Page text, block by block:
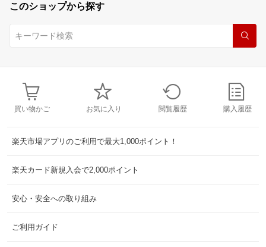
このショップから探す
買い物かご お気に入り 閲覧履歴 購入履歴
楽天市場アプリのご利用で最大1,000ポイント！
楽天カード新規入会で2,000ポイント
安心・安全への取り組み
ご利用ガイド